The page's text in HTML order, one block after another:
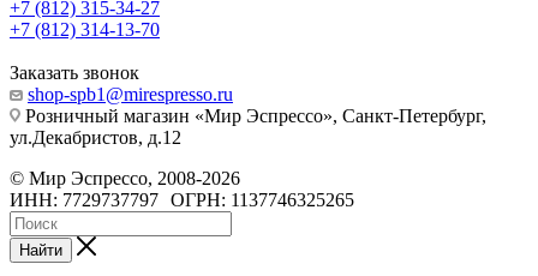
+7 (812) 315-34-27
+7 (812) 314-13-70
Заказать звонок
shop-spb1@mirespresso.ru
Розничный магазин «Мир Эспрессо», Санкт-Петербург,
ул.Декабристов, д.12
© Мир Эспрессо, 2008-2026
ИНН: 7729737797 ОГРН: 1137746325265
Найти